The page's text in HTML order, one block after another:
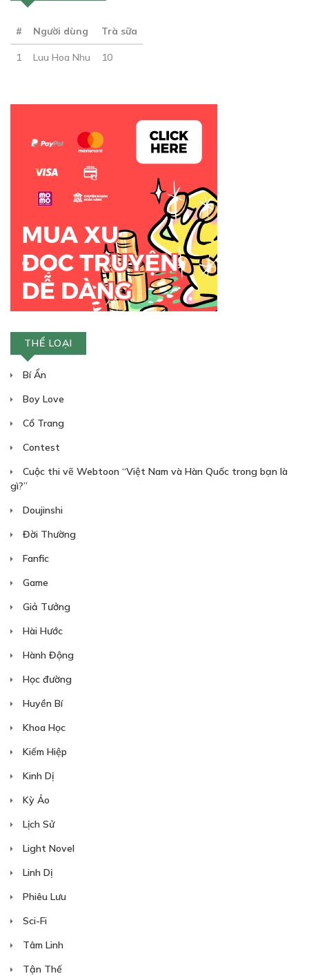
28/07/2023
CHƯƠNG 10: CHUẨN BỊ LÊN PHÒNG TRÀ
NGHE CHỬI...
28/07/2023
28/07/2023
CHƯƠNG 12: TẠM BIỆT CUỘC ĐỜI
28/07/2023
28/07/2023
CHƯƠNG 14: CÂU CHUYỆN VŨ MẪU MẪU
CHƯƠNG 15: CUỘC TRÒ CHUYỆN RIÊNG
TƯ
# Người dùng Trà sữa
1 Luu Hoa Nhu 10
THỂ LOẠI
Bí Ẩn
Boy Love
Cổ Trang
Contest
Cuộc thi vẽ Webtoon “Việt Nam và Hàn Quốc trong bạn là
gì?”
Doujinshi
Đời Thường
Fanfic
Game
Giả Tưởng
Hài Hước
Hành Động
Học đường
Huyền Bí
Khoa Học
Kiếm Hiệp
Kinh Dị
Kỳ Ảo
Lịch Sử
Light Novel
Linh Dị
Phiêu Lưu
Sci-Fi
Tâm Linh
Tận Thế